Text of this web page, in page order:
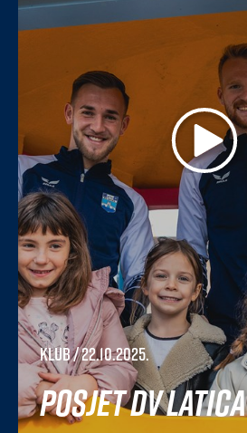
Klub/ 22.10.2025.
Posjet DV Latica